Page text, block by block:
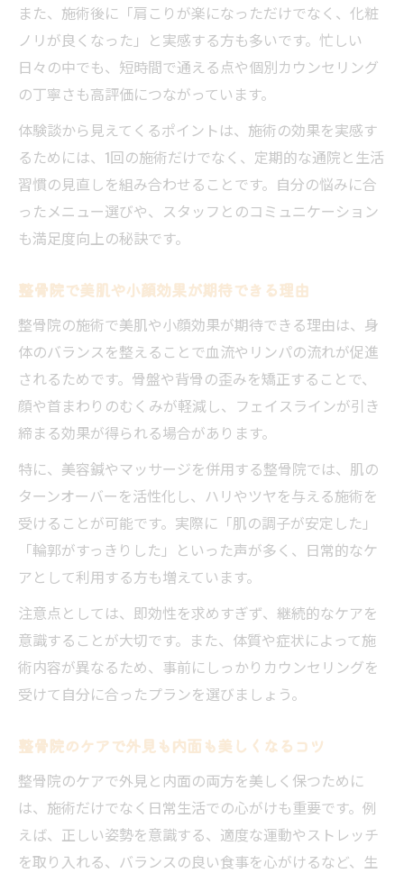
また、施術後に「肩こりが楽になっただけでなく、化粧
ノリが良くなった」と実感する方も多いです。忙しい
日々の中でも、短時間で通える点や個別カウンセリング
の丁寧さも高評価につながっています。
体験談から見えてくるポイントは、施術の効果を実感す
るためには、1回の施術だけでなく、定期的な通院と生活
習慣の見直しを組み合わせることです。自分の悩みに合
ったメニュー選びや、スタッフとのコミュニケーション
も満足度向上の秘訣です。
整骨院で美肌や小顔効果が期待できる理由
整骨院の施術で美肌や小顔効果が期待できる理由は、身
体のバランスを整えることで血流やリンパの流れが促進
されるためです。骨盤や背骨の歪みを矯正することで、
顔や首まわりのむくみが軽減し、フェイスラインが引き
締まる効果が得られる場合があります。
特に、美容鍼やマッサージを併用する整骨院では、肌の
ターンオーバーを活性化し、ハリやツヤを与える施術を
受けることが可能です。実際に「肌の調子が安定した」
「輪郭がすっきりした」といった声が多く、日常的なケ
アとして利用する方も増えています。
注意点としては、即効性を求めすぎず、継続的なケアを
意識することが大切です。また、体質や症状によって施
術内容が異なるため、事前にしっかりカウンセリングを
受けて自分に合ったプランを選びましょう。
整骨院のケアで外見も内面も美しくなるコツ
整骨院のケアで外見と内面の両方を美しく保つために
は、施術だけでなく日常生活での心がけも重要です。例
えば、正しい姿勢を意識する、適度な運動やストレッチ
を取り入れる、バランスの良い食事を心がけるなど、生